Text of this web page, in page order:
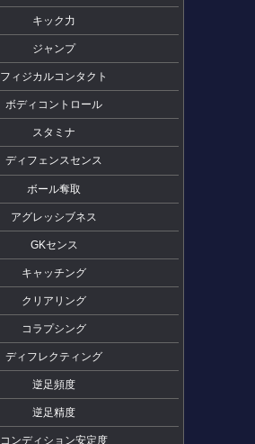
キック力
ジャンプ
フィジカルコンタクト
ボディコントロール
スタミナ
ディフェンスセンス
ボール奪取
アグレッシブネス
GKセンス
キャッチング
クリアリング
コラプシング
ディフレクティング
逆足頻度
逆足精度
コンディション安定度